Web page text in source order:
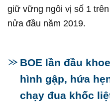
giữ vững ngôi vị số 1
nửa đầu năm 2019.
BOE lần đầu
hình gập, hứa
chạy đua khốc